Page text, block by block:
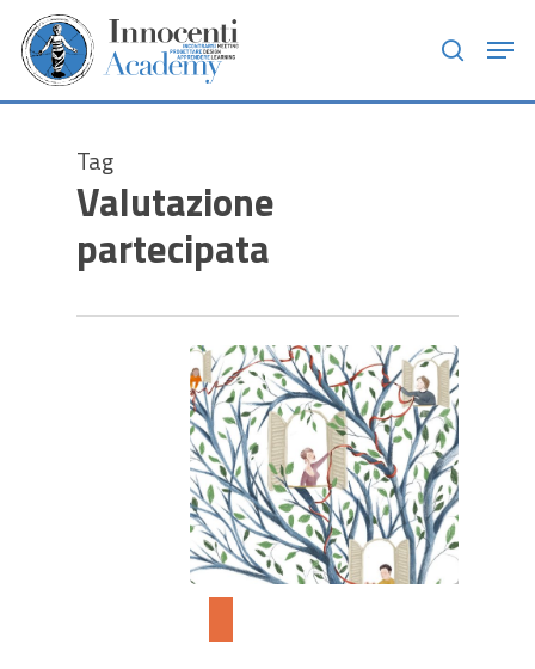
Skip
main
search
Tag
Valutazione
partecipata